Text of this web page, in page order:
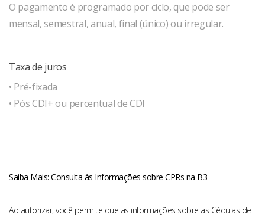
O pagamento é programado por ciclo, que pode ser
mensal, semestral, anual, final (único) ou irregular.
Taxa de juros
• Pré-fixada
• Pós CDI+ ou percentual de CDI
Saiba Mais: Consulta às Informações sobre CPRs na B3
Ao autorizar, você permite que as informações sobre as Cédulas de